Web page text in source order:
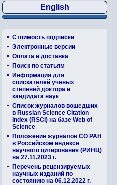
English
Стоимость подписки
Электронные версии
Оплата и доставка
Поиск по статьям
Информация для
соискателей ученых
степеней доктора и
кандидата наук
Список журналов вошедших
в Russian Science Citation
Index (RSCI) на базе Web of
Science
Положение журналов СО РАН
в Российском индексе
научного цитирования (РИНЦ)
на 27.11.2023 г.
Перечень рецензируемых
научных изданий по
состоянию на 06.12.2022 г.